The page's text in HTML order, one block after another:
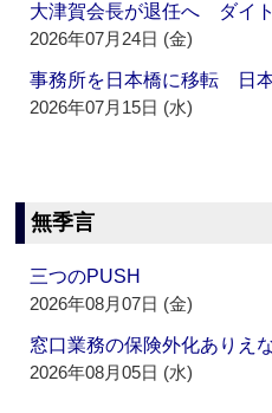
大津賀会長が退任へ ダイト
2026年07月24日 (金)
事務所を日本橋に移転 日
2026年07月15日 (水)
無季言
三つのPUSH
2026年08月07日 (金)
窓口業務の保険外化ありえ
2026年08月05日 (水)